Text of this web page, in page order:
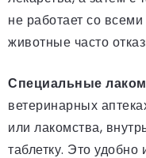
не работает со
животные часто
Специальные
ветеринарных
или лакомства,
таблетку. Это